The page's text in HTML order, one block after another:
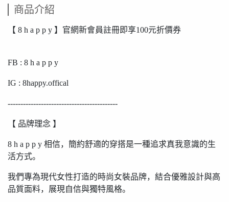
商品介紹
【 8 h a p p y 】官網新會員註冊即享100元折價券
FB : 8 h a p p y
IG : 8happy.offical
-------------------------------------------
【 品牌理念 】
8 h a p p y 相信，簡約舒適的穿搭是一種追求真我意識的生
活方式。
我們專為現代女性打造的時尚女裝品牌，結合優雅設計與高
品質面料，展現自信與獨特風格。